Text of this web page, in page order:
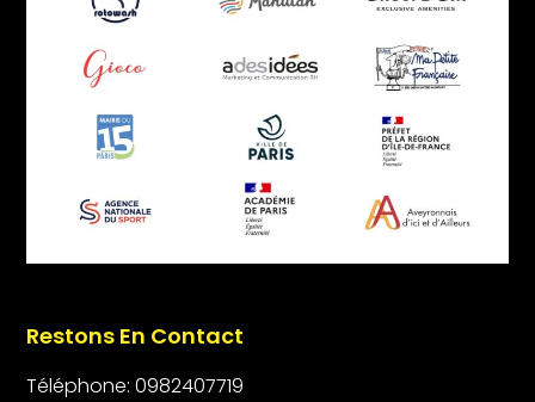
Restons En Contact
Téléphone: 0982407719